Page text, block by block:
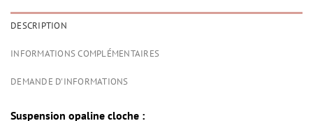
DESCRIPTION
INFORMATIONS COMPLÉMENTAIRES
DEMANDE D'INFORMATIONS
Suspension opaline cloche :